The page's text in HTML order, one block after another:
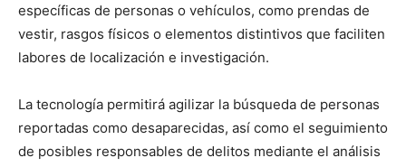
específicas de personas o vehículos, como prendas de
vestir, rasgos físicos o elementos distintivos que faciliten
labores de localización e investigación.
La tecnología permitirá agilizar la búsqueda de personas
reportadas como desaparecidas, así como el seguimiento
de posibles responsables de delitos mediante el análisis